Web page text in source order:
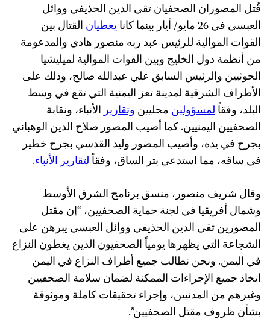
قُتل المصوران الصحفيان تقي الدين الحذيفي ووائل
العبسي في 26 مايو/ أيار بينما كانا
يغطيان القتال بين
القوات الموالية للرئيس عبد ربه منصور هادي والمدعومة
من أنظمة دول الخليج وبين القوات الموالية لميليشيا
الحوثيين والرئيس السابق علي عبدالله صالح، وذلك على
الأطراف الشرقية لمدينة تعز اليمنية التي تقع في وسط
البلد، وفقاًلمسؤولين محليين وتقاريرالأنباء، ونقابة
الصحفيين اليمنيين. كما أصيب المصور صلاح الدين الوهباني
بجرح في يده، وأصيب المصور وليد القدسي بجرح خطير
في ساقه، مما استدعى بتر الساق، وفقاًلتقاريرالأنباء.
وقال شريف منصور، منسق برنامج الشرق الأوسط
وشمال أفريقيا في لجنة حماية الصحفيين، “إن مقتل
المصورين تقي الدين الحذيفي ووائل العبسي يبرهن على
الشجاعة التي يظهرها يومياً الصحفيون الذين يغطون النزاع
في اليمن. ونحن نطالب جميع أطراف النزاع في اليمن
اتخاذ جميع الإجراءات الممكنة لضمان سلامة الصحفيين
وغيرهم من المدنيين، وإجراء تحقيقات كاملة وموثوقة
بشأن ظروف مقتل الصحفيين”.